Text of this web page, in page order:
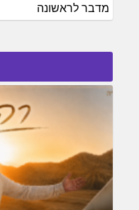
מדבר לראשונה